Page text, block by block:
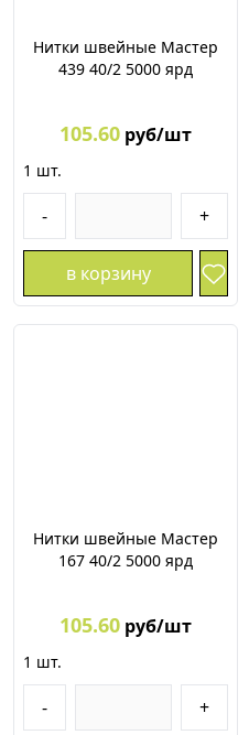
Нитки швейные Мастер
439 40/2 5000 ярд
105.60 руб/шт
1 шт.
- +
в корзину
Нитки швейные Мастер
167 40/2 5000 ярд
105.60 руб/шт
1 шт.
- +